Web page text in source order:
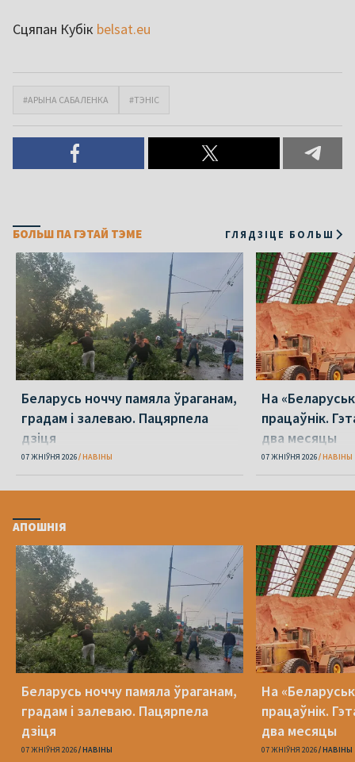
Сцяпан Кубік belsat.eu
#АРЫНА САБАЛЕНКА #ТЭНІС
БОЛЬШ ПА ГЭТАЙ ТЭМЕ ГЛЯДЗІЦЕ БОЛЬШ
Беларусь ноччу памяла ўраганам,
градам і залеваю. Пацярпела
дзіця
07 ЖНІЎНЯ 2026 НАВІНЫ
На
працаўнік.
два месяцы
07 ЖНІЎНЯ 2026 НАВІНЫ
АПОШНІЯ
Беларусь ноччу памяла ўраганам,
градам і залеваю. Пацярпела
дзіця
07 ЖНІЎНЯ 2026 НАВІНЫ
На
працаўнік.
два месяцы
07 ЖНІЎНЯ 2026 НАВІНЫ